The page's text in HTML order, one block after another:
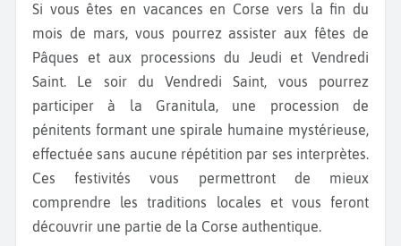
Si vous êtes en vacances en Corse vers la fin du
mois de mars, vous pourrez assister aux fêtes de
Pâques et aux processions du Jeudi et Vendredi
Saint. Le soir du Vendredi Saint, vous pourrez
participer à la Granitula, une procession de
pénitents formant une spirale humaine mystérieuse,
effectuée sans aucune répétition par ses interprètes.
Ces festivités vous permettront de mieux
comprendre les traditions locales et vous feront
découvrir une partie de la Corse authentique.